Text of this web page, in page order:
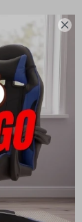

5 días para